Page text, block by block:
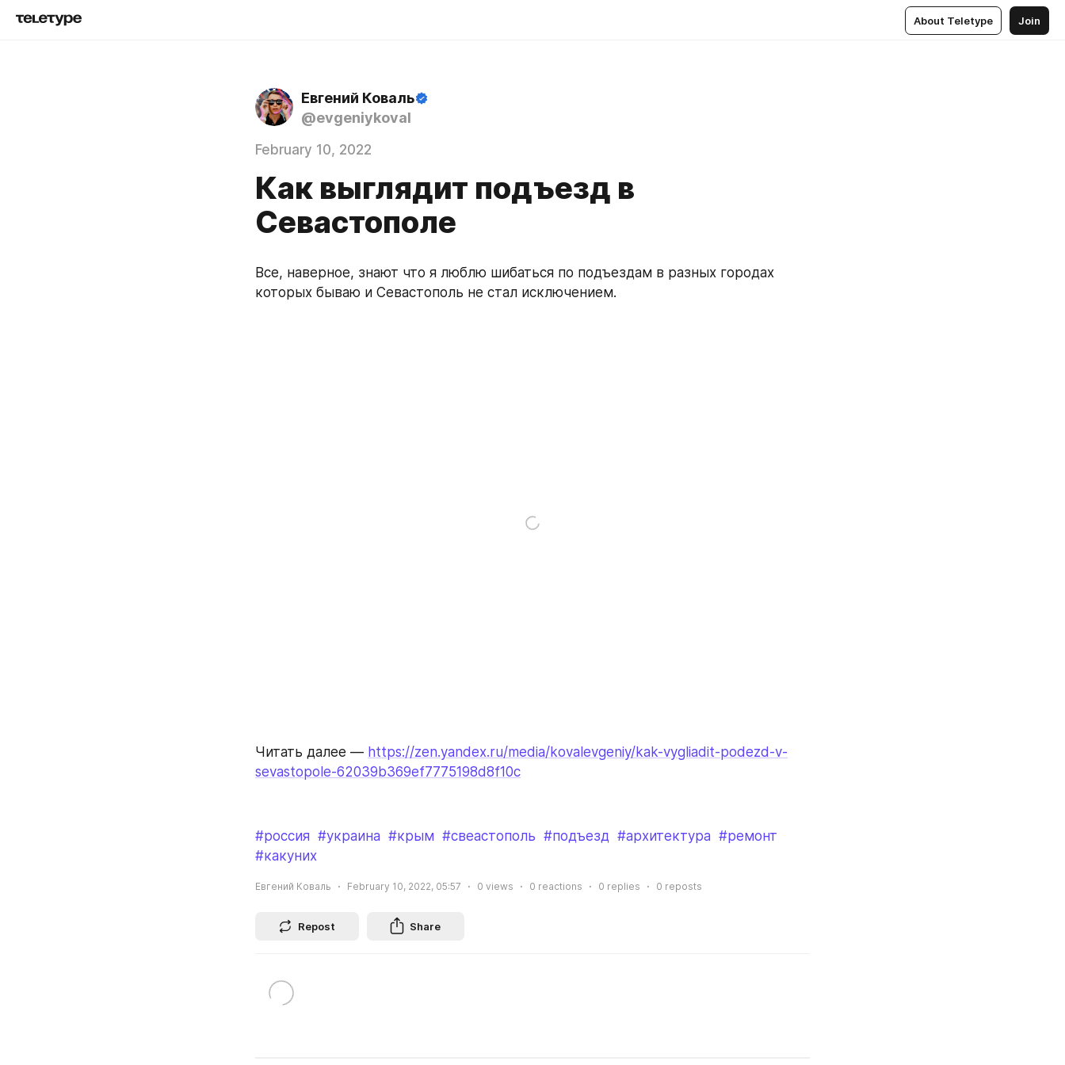
About Teletype Join
Евгений Коваль
@evgeniykoval
February 10, 2022
Как выглядит подъезд в
Севастополе
Все, наверное, знают что я люблю шибаться по подъездам в разных городах
которых бываю и Севастополь не стал исключением.
Читать далее — https://zen.yandex.ru/media/kovalevgeniy/kak-vygliadit-podezd-v-
sevastopole-62039b369ef7775198d8f10c
#россия #украина #крым #свеастополь #подъезд #архитектура #ремонт
#какуних
Евгений Коваль February 10, 2022, 05:57 0 views 0 reactions 0 replies 0 reposts
Repost Share